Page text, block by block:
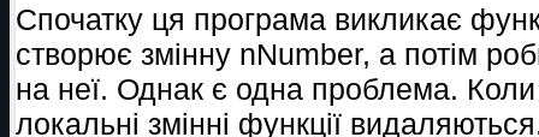
Спочатку ця програма викликає
створює змінну nNumber, а потім
на неї. Однак є одна проблема.
локальні змінні функції